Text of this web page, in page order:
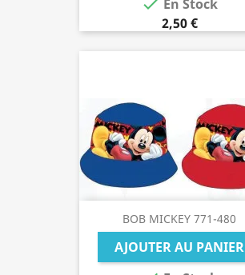
En Stock
2,50 €
BOB MICKEY 771-480
AJOUTER AU PANIER